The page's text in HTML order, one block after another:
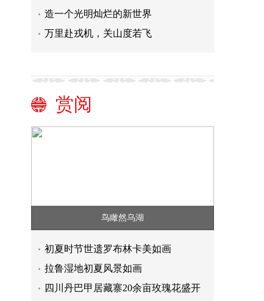
造一个光明灿烂的新世界
万里赴戎机，关山度若飞
赏阅
鸟瞰然乌湖
初夏时节世遗罗布林卡美如画
拉鲁湿地初夏风景如画
四川丹巴甲居藏寨20余亩玫瑰花盛开